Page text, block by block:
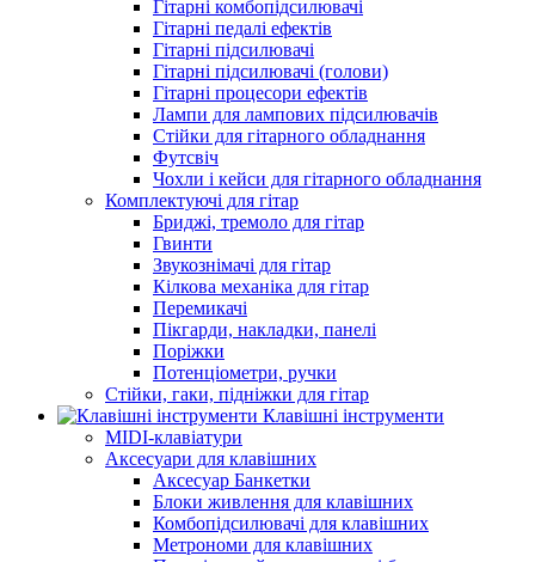
Гітарні комбопідсилювачі
Гітарні педалі ефектів
Гітарні підсилювачі
Гітарні підсилювачі (голови)
Гітарні процесори ефектів
Лампи для лампових підсилювачів
Стійки для гітарного обладнання
Футсвіч
Чохли і кейси для гітарного обладнання
Комплектуючі для гітар
Бриджі, тремоло для гітар
Гвинти
Звукознімачі для гітар
Кілкова механіка для гітар
Перемикачі
Пікгарди, накладки, панелі
Поріжки
Потенціометри, ручки
Стійки, гаки, підніжки для гітар
Клавішні інструменти
MIDI-клавіатури
Аксесуари для клавішних
Аксесуар Банкетки
Блоки живлення для клавішних
Комбопідсилювачі для клавішних
Метрономи для клавішних